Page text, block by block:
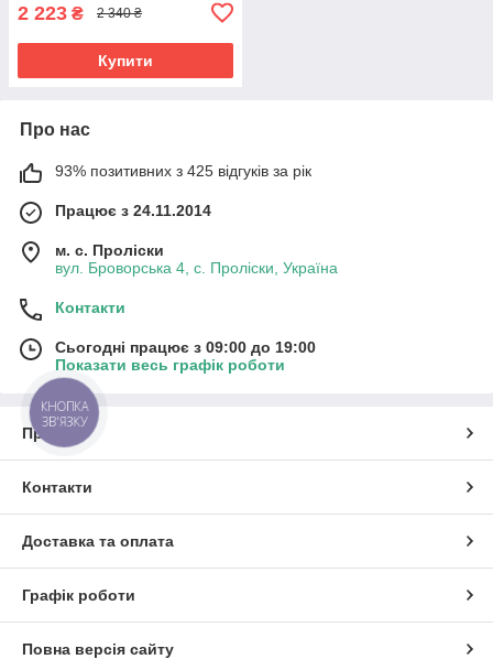
2 223 ₴ 2 340 ₴
Купити
Про нас
93% позитивних з 425 відгуків за рік
Працює з 24.11.2014
м. с. Проліски
вул. Броворська 4, с. Проліски, Україна
Контакти
Сьогодні працює з 09:00 до 19:00
Показати весь графік роботи
Про нас
Контакти
Доставка та оплата
Графік роботи
Повна версія сайту
КНОПКА
ЗВ'ЯЗКУ